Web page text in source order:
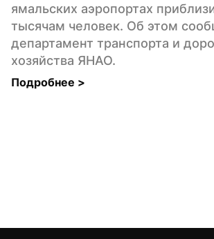
ямальских аэропортах
тысячам человек. Об этом
департамент транспорта и
хозяйства ЯНАО.
Подробнее >